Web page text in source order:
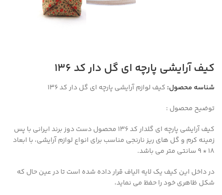
کیف آرایشی پارچه ای گل دار کد 136
شناسه محصول: کیف لوازم آرایشی پارچه ای گل دار کد 136
توضیح محصول :
کیف آرایشی پارچه ای گلدار کد 136 محصول دست دوز برند ایرانی با پس
زمینه کرم و گل های ریز نارنجی مناسب برای انواع لوازم آرایشی، با ابعاد
18 * 9 سانتی متر می باشد.
در داخل این کیف یک لایه الیاف قرار داده شده است تا در عین حال که
شکل ظاهری خود را حفظ می نماید،